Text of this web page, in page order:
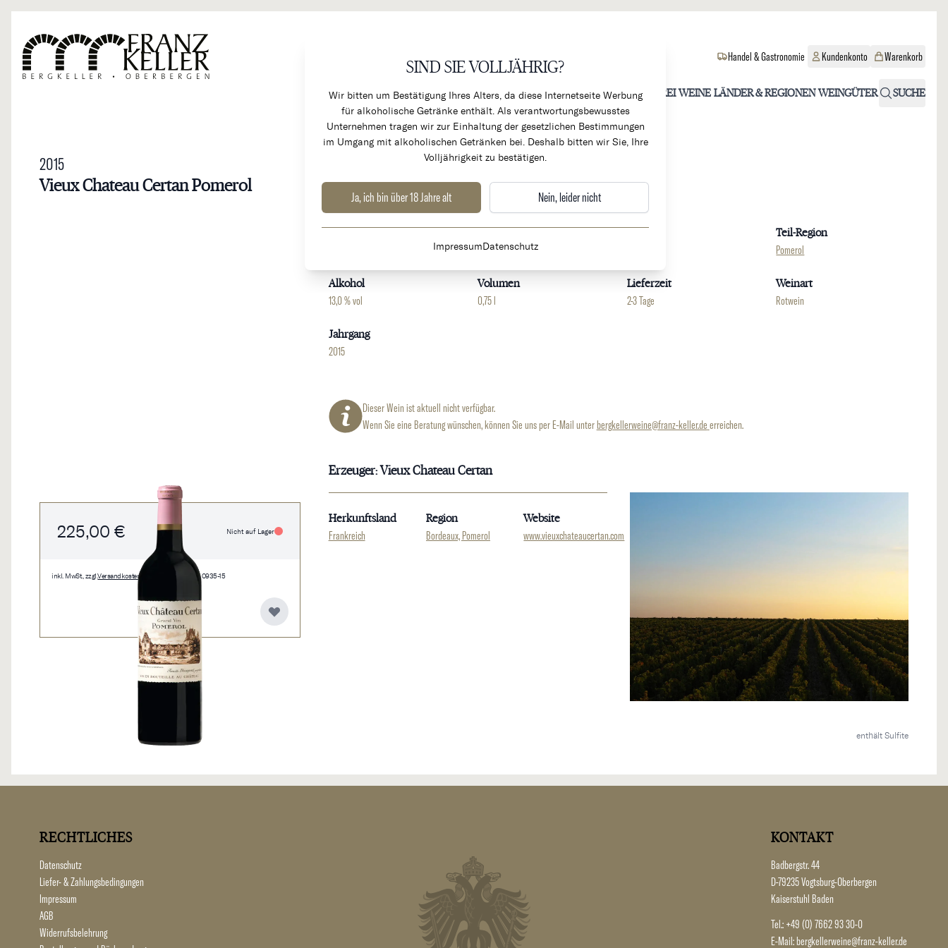
SIND SIE VOLLJÄHRIG?
Wir bitten um Bestätigung Ihres Alters, da diese Internetseite Werbung
für alkoholische Getränke enthält. Als verantwortungsbewusstes
Unternehmen tragen wir zur Einhaltung der gesetzlichen Bestimmungen
im Umgang mit alkoholischen Getränken bei. Deshalb bitten wir Sie, Ihre
Volljährigkeit zu bestätigen.
Ja, ich bin über 18 Jahre alt Nein, leider nicht
ImpressumDatenschutz
KÜCHENPRODUKTE & ALKOHOLFREI WEINE LÄNDER & REGIONEN WEINGÜTER SUCHE
Handel & Gastronomie Kundenkonto Warenkorb
2015
Vieux Chateau Certan Pomerol
225,00 € Nicht auf Lager
inkl. MwSt., zzgl.Versandkosten • 0,75 l • 300,00 €/l • 0935-15
Dieser Wein ist aktuell nicht verfügbar.
Wenn Sie eine Beratung wünschen, können Sie uns per E-Mail unterbergkellerweine@franz-keller.de erreichen.
Frankreich
Teil-Region
Pomerol
Alkohol
13,0 % vol
Volumen
0,75 l
Lieferzeit
2-3 Tage
Weinart
Rotwein
Jahrgang
2015
Erzeuger: Vieux Chateau Certan
Herkunftsland
Frankreich
Region
Bordeaux, Pomerol
Website
www.vieuxchateaucertan.com
enthält Sulfite
RECHTLICHES
Datenschutz
Liefer- & Zahlungsbedingungen
Impressum
AGB
Widerrufsbelehrung
KONTAKT
Badbergstr. 44
D-79235 Vogtsburg-Oberbergen
Kaiserstuhl Baden
Tel.: +49 (0) 7662 93 30-0
E-Mail:bergkellerweine@franz-keller.de